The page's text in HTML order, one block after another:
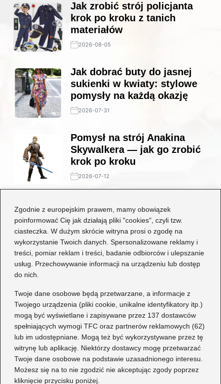
Zgodnie z europejskim prawem, mamy obowiązek
poinformować Cię jak działają pliki "cookies", czyli tzw.
ciasteczka. W dużym skrócie witryna prosi o zgodę na
wykorzystanie Twoich danych. Spersonalizowane reklamy i
treści, pomiar reklam i treści, badanie odbiorców i ulepszanie
usług. Przechowywanie informacji na urządzeniu lub dostęp
do nich.
Twoje dane osobowe będą przetwarzane, a informacje z
Twojego urządzenia (pliki cookie, unikalne identyfikatory itp.)
mogą być wyświetlane i zapisywane przez 137 dostawców
spełniających wymogi TFC oraz partnerów reklamowych (62)
lub im udostępniane. Mogą też być wykorzystywane przez tę
witrynę lub aplikację. Niektórzy dostawcy mogę przetwarzać
Twoje dane osobowe na podstawie uzasadnionego interesu.
Możesz się na to nie zgodzić nie akceptując zgody poprzez
kliknięcie przycisku poniżej.
Jak zrobić strój policjanta
krok po kroku z tanich
materiałów
2026-08-05
Jak dobrać buty do jasnej
sukienki w kwiaty: stylowe
pomysły na każdą okazję
2026-07-31
Pomysł na strój Anakina
Skywalkera — jak go zrobić
krok po kroku
2026-07-12
buty będą idealne do czarnej
koronkowej sukienki?
2026-06-29
Kategorie
Dziecko(17)
Moda(67)
Obuwie(76)
Odzież(7)
Porady(76)
Stylizacje (35)
Szycie (78)